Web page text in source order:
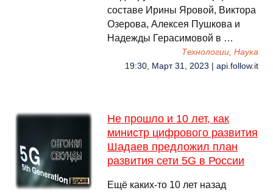
составе Ирины Яровой, Виктора
Озерова, Алексея Пушкова и
Надежды Герасимовой в …
Технологии, Наука
19:30, Март 31, 2023 | api.follow.it
Не прошло и 10 лет, как
министр цифрового развития
Шадаев предложил план
развития сети 5G в России
Ещё каких-то 10 лет назад